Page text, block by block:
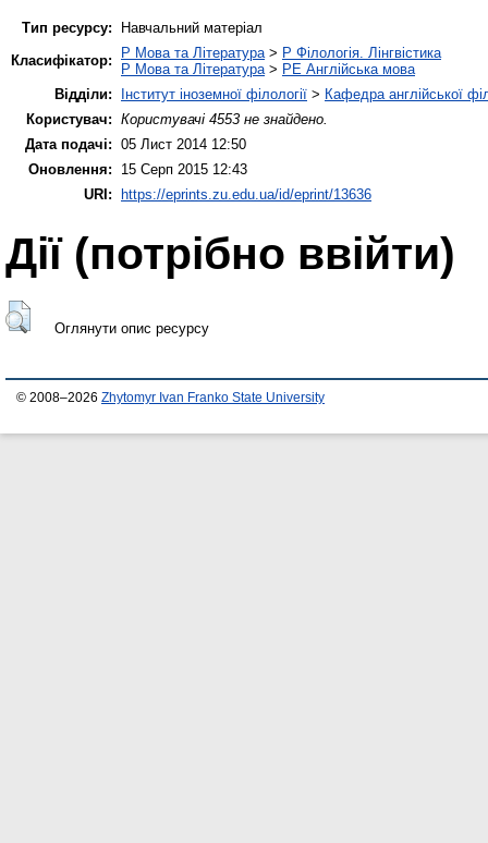
Тип ресурсу:
Навчальний матеріал
Класифікатор:
P Мова та Література > P Філологія. Лінгвістика
P Мова та Література > PE Англійська мова
Відділи:
Інститут іноземної філології > Кафедра англійської
Користувач: Користувачі 4553 не знайдено.
Дата подачі: 05 Лист 2014 12:50
Оновлення:
15 Серп 2015 12:43
URI: https://eprints.zu.edu.ua/id/eprint/13636
Дії ​​(потрібно ввійти)
Оглянути опис ресурсу
© 2008–2026 Zhytomyr Ivan Franko State University